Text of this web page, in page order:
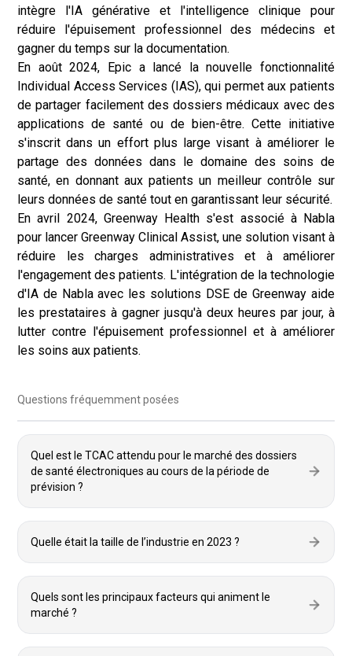
intègre l'IA générative et l'intelligence clinique pour
réduire l'épuisement professionnel des médecins et
gagner du temps sur la documentation.
En août 2024, Epic a lancé la nouvelle fonctionnalité
Individual Access Services (IAS), qui permet aux patients
de partager facilement des dossiers médicaux avec des
applications de santé ou de bien-être. Cette initiative
s'inscrit dans un effort plus large visant à améliorer le
partage des données dans le domaine des soins de
santé, en donnant aux patients un meilleur contrôle sur
leurs données de santé tout en garantissant leur sécurité.
En avril 2024, Greenway Health s'est associé à Nabla
pour lancer Greenway Clinical Assist, une solution visant à
réduire les charges administratives et à améliorer
l'engagement des patients. L'intégration de la technologie
d'IA de Nabla avec les solutions DSE de Greenway aide
les prestataires à gagner jusqu'à deux heures par jour, à
lutter contre l'épuisement professionnel et à améliorer
les soins aux patients.
Questions fréquemment posées
Quel est le TCAC attendu pour le marché des dossiers
de santé électroniques au cours de la période de
prévision ?
Quelle était la taille de l’industrie en 2023 ?
Quels sont les principaux facteurs qui animent le
marché ?